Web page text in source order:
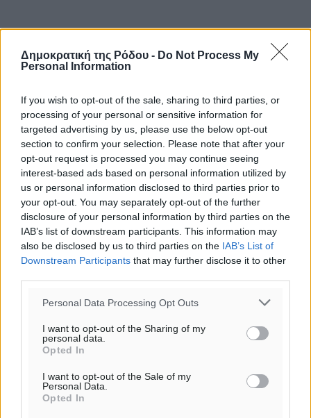
Δημοκρατική της Ρόδου - Do Not Process My
Personal Information
If you wish to opt-out of the sale, sharing to third parties, or
processing of your personal or sensitive information for
targeted advertising by us, please use the below opt-out
section to confirm your selection. Please note that after your
opt-out request is processed you may continue seeing
interest-based ads based on personal information utilized by
us or personal information disclosed to third parties prior to
your opt-out. You may separately opt-out of the further
disclosure of your personal information by third parties on the
IAB’s list of downstream participants. This information may
also be disclosed by us to third parties on the IAB’s List of
Downstream Participants that may further disclose it to other
Personal Data Processing Opt Outs
I want to opt-out of the Sharing of my
personal data.
Opted In
I want to opt-out of the Sale of my
Personal Data.
Opted In
Ροή ειδήσεων
Γ.Σ. Διαγόρας: Επέστρεψε στις Ακαδημίες η Ειρήνη
Παπαεμμανουήλ
Αθλητικά• πριν 10 λεπτά